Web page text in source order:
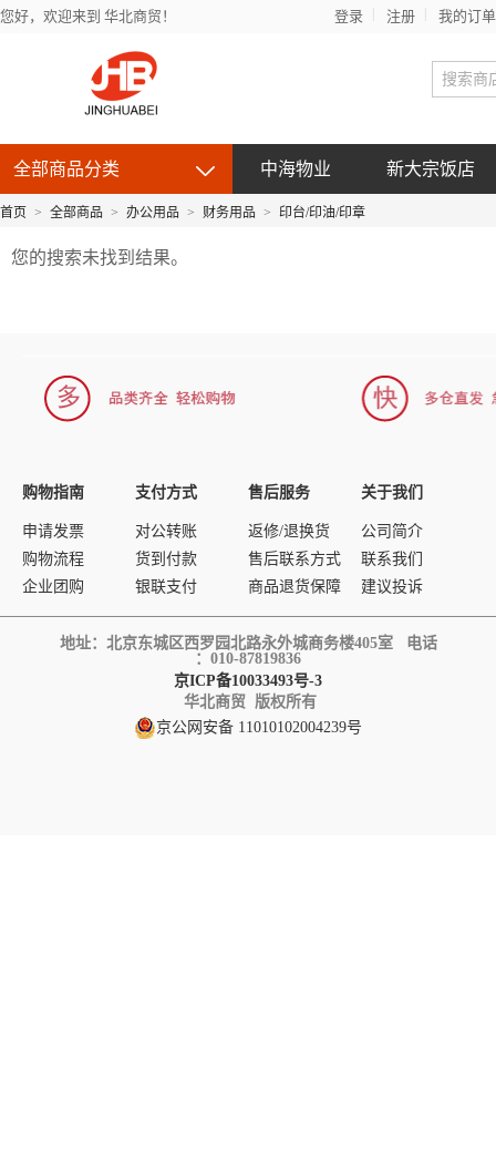
您好，欢迎来到 华北商贸！ 登录 注册 我的订单
全部商品分类 中海物业 新大宗饭店
首页 > 全部商品 > 办公用品 > 财务用品 > 印台/印油/印章
您的搜索未找到结果。
购物指南
申请发票
购物流程
企业团购
支付方式
对公转账
货到付款
银联支付
售后服务
返修/退换货
售后联系方式
商品退货保障
关于我们
公司简介
联系我们
建议投诉
地址：北京东城区西罗园北路永外城商务楼405室 电话
：010-87819836
京ICP备10033493号-3
华北商贸 版权所有
京公网安备 11010102004239号